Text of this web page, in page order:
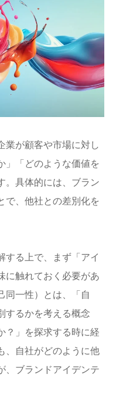
業が顧客や市場に対し
」「どのような価値を
。具体的には、ブラン
で、他社との差別化を
する上で、まず「アイ
に触れておく必要があ
同一性）とは、「自
するかを考える概念
？」を探求する時に経
、自社がどのように他
、ブランドアイデンテ